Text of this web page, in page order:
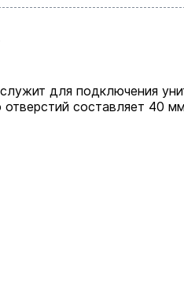
для подключения
составляет 40